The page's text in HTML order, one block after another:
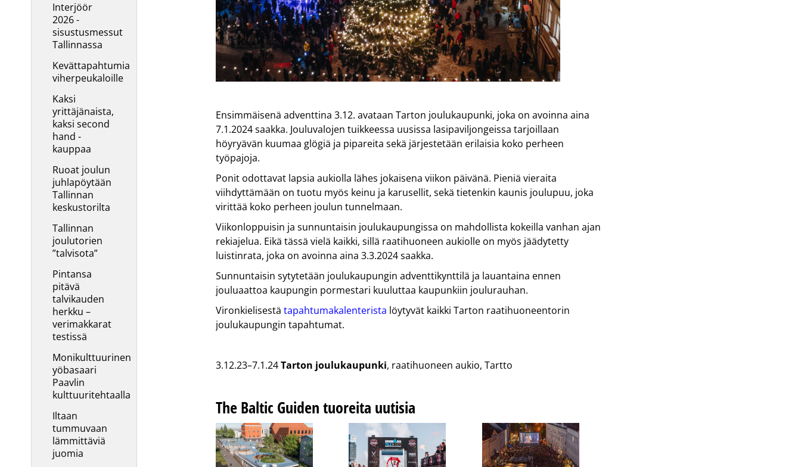
Interjöör
2026 -
sisustusmessut
Tallinnassa
Kevättapahtumia
viherpeukaloille
Kaksi
yrittäjänaista,
kaksi second
hand -
kauppaa
Ruoat joulun
juhlapöytään
Tallinnan
keskustorilta­
Tallinnan
joulutorien
”talvisota”
Pintansa
pitävä
talvikauden
herkku –
verimakkarat
testissä
Monikulttuurinen
yöbasaari
Paavlin
kulttuuritehtaalla
Iltaan
tummuvaan
lämmittäviä
juomia
Ensimmäisenä adventtina 3.12. avataan Tarton joulukaupunki, joka on avoinna aina
7.1.2024 saakka. Jouluvalojen tuikkeessa uusissa lasipaviljongeissa tarjoillaan
höyryävän kuumaa glögiä ja pipareita sekä järjestetään erilaisia koko perheen
työpajoja.
Ponit odottavat lapsia aukiolla lähes jokaisena viikon päivänä. Pieniä vieraita
viihdyttämään on tuotu myös keinu ja karusellit, sekä tietenkin kaunis joulupuu, joka
virittää koko perheen joulun tunnelmaan.
Viikonloppuisin ja sunnuntaisin joulukaupungissa on mahdollista kokeilla vanhan ajan
rekiajelua. Eikä tässä vielä kaikki, sillä raatihuoneen aukiolle on myös jäädytetty
luistinrata, joka on avoinna aina 3.3.2024 saakka.
Sunnuntaisin sytytetään joulukaupungin adventtikynttilä ja lauantaina ennen
jouluaattoa kaupungin pormestari kuuluttaa kaupunkiin joulurauhan.
Vironkielisestä tapahtumakalenterista löytyvät kaikki Tarton raatihuoneentorin
joulukaupungin tapahtumat.
3.12.23–7.1.24Tarton joulukaupunki, raatihuoneen aukio, Tartto
The Baltic Guiden tuoreita uutisia